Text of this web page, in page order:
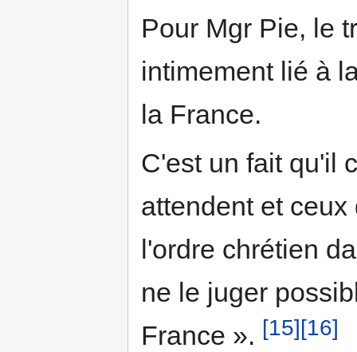
Pour Mgr Pie, le
intimement lié à
la France.
C'est un fait qu'il
attendent et
l'ordre chrétien
ne le juger
France ». [15][16]